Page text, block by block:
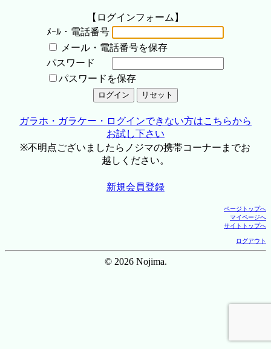
【ログインフォーム】
ﾒｰﾙ・電話番号
メール・電話番号を保存
パスワード
パスワードを保存
ガラホ・ガラケー・ログインできない方はこちらから
お試し下さい
※不明点ございましたらノジマの携帯コーナーまでお
越しください。
新規会員登録
ページトップへ
マイページへ
サイトトップへ
ログアウト
© 2026 Nojima.